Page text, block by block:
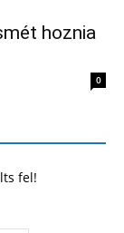
hoznia
0
fel!